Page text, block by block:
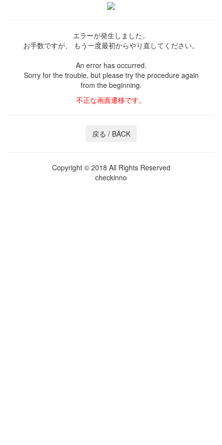
エラーが発生しました。
お手数ですが、
もう一度最初からやり直してください。
An error has occurred.
Sorry for the trouble, but please try the procedure again
from the beginning.
不正な画面遷移です。
Copyright © 2018 All Rights Reserved
checkinno